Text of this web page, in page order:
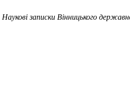
Наукові записки Вінницького